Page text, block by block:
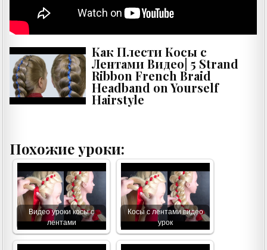
Как Плести Косы с
Лентами Видео| 5 Strand
Ribbon French Braid
Headband on Yourself
Hairstyle
Похожие уроки:
Видео уроки косы с
лентами
Косы с лентами видео
урок